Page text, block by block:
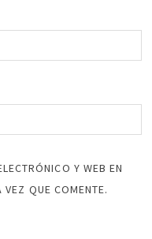
Y WEB EN
QUE COMENTE.